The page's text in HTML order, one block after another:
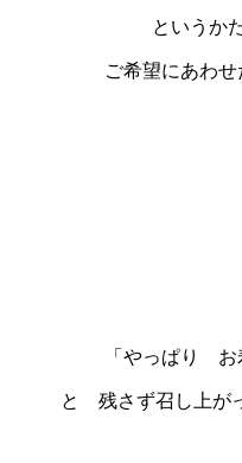
というか
ご希望にあわ
「やっぱり お
と 残さず召し上が